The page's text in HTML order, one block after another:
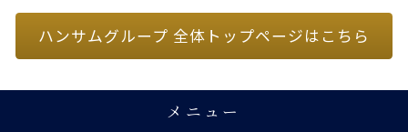
ハンサムグループ 全体トップページはこちら
メニュー